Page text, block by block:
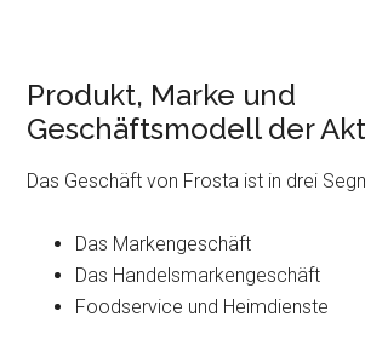
Produkt, Marke und
Geschäftsmodell der
Das Geschäft von Frosta ist in drei
Das Markengeschäft
Das Handelsmarkengeschäft
Foodservice und Heimdienste